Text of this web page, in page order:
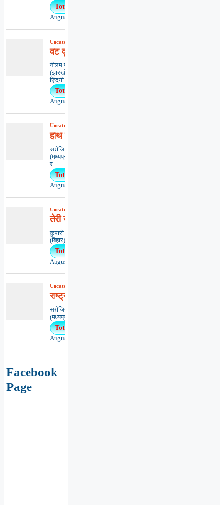
Total Views : 21
August 5, 2026
Uncategorized
वट वृक्ष ‘मित्रता’
नीलम प्रभा सिन्हाधनबाद
(झारखंड)*********************************
ज़िंदगी का...
Total Views : 15
August 5, 2026
Uncategorized
हाथ में चाँद-सूरज उगा साथियों
सरोजिनी चौधरीजबलपुर
(मध्यप्रदेश)*****************************************
र...
Total Views : 14
August 8, 2026
Uncategorized
तेरी याद में जीना
कुमारी ऋतंभरामुजफ्फरपुर
Total Views : 13
August 9, 2026
Uncategorized
राष्ट्रों से मिलें राष्ट्र
सरोजिनी चौधरीजबलपुर
Total Views : 9
August 6, 2026
Facebook
Page